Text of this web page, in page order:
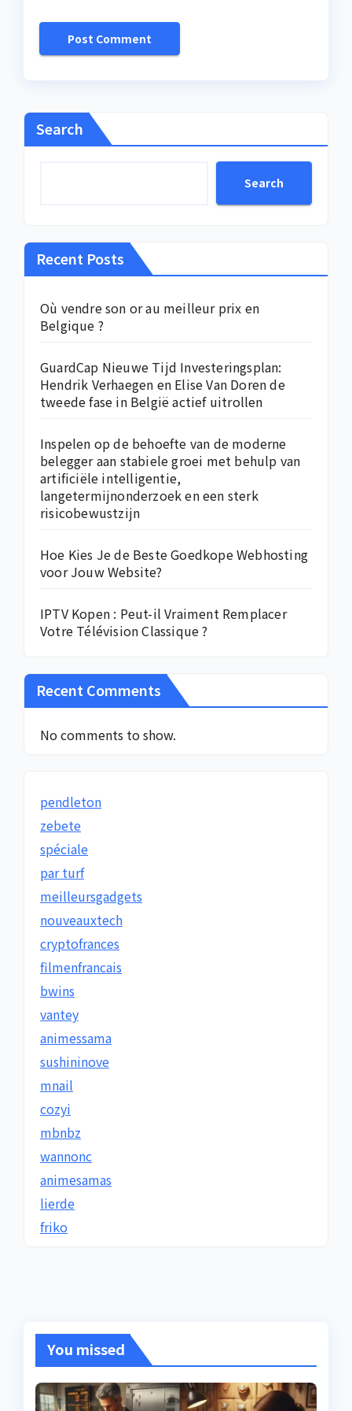
Search
Search
Recent Posts
Où vendre son or au meilleur prix en
Belgique ?
GuardCap Nieuwe Tijd Investeringsplan:
Hendrik Verhaegen en Elise Van Doren de
tweede fase in België actief uitrollen
Inspelen op de behoefte van de moderne
belegger aan stabiele groei met behulp van
artificiële intelligentie,
langetermijnonderzoek en een sterk
risicobewustzijn
Hoe Kies Je de Beste Goedkope Webhosting
voor Jouw Website?
IPTV Kopen : Peut-il Vraiment Remplacer
Votre Télévision Classique ?
Recent Comments
No comments to show.
pendleton
zebete
spéciale
par turf
meilleursgadgets
nouveauxtech
cryptofrances
filmenfrancais
bwins
vantey
animessama
sushininove
mnail
cozyi
mbnbz
wannonc
animesamas
lierde
friko
You missed